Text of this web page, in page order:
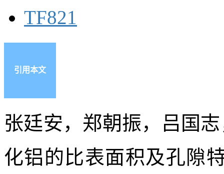
TF821
引用本文
张廷安，郑朝振，吕国
化铝的比表面积及孔隙